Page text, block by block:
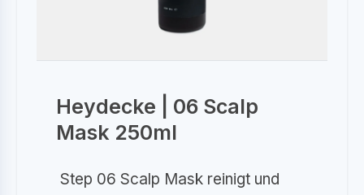
Heydecke | 06 Scalp
Mask 250ml
Step 06 Scalp Mask reinigt und